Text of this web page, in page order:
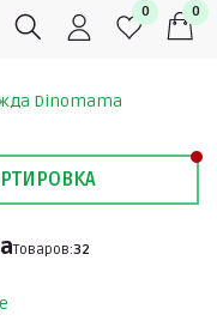
0 0
Dinomama
Товаров:32